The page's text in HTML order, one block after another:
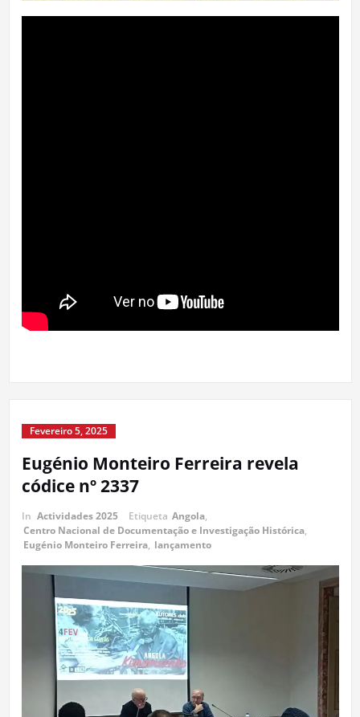
Fevereiro 5, 2025
Eugénio Monteiro Ferreira revela
códice nº 2337
In Actividades 2025 Etiqueta Angola,
Centro Nacional de Documentação e Investigação Histórica,
Eugénio Monteiro Ferreira, lançamento